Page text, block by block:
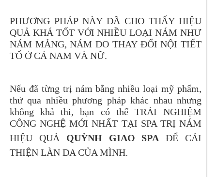
PHƯƠNG PHÁP NÀY ĐÃ CHO THẤY HIỆU
QUẢ KHÁ TỐT VỚI NHIỀU LOẠI NÁM NHƯ
NÁM MẢNG, NÁM DO THAY ĐỔI NỘI TIẾT
TỐ Ở CẢ NAM VÀ NỮ.
Nếu đã từng trị nám bằng nhiều loại mỹ phẩm,
thử qua nhiều phương pháp khác nhau nhưng
không khả thi, bạn có thể TRẢI NGHIỆM
CÔNG NGHỆ MỚI NHẤT TẠI SPA TRỊ NÁM
HIỆU QUẢ QUỲNH GIAO SPA ĐỂ CẢI
THIỆN LÀN DA CỦA MÌNH.